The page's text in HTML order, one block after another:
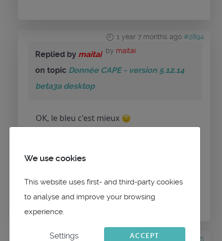
1 year 7 months ago #2894
by maitai
Replied by maitai
on topic Donnée CAPE - version 5.12.14
beta3a desktop
OK, le bleu c'est mieux
PleaseLog inorCreate an accountto join the
conversation.
1 year 7 months ago
#2895
We use cookies
This website uses first- and third-party cookies
to analyse and improve your browsing
experience.
Settings ACCEPT